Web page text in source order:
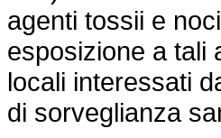
agenti tossii e
esposizione a tali
locali interessati
di sorveglianza